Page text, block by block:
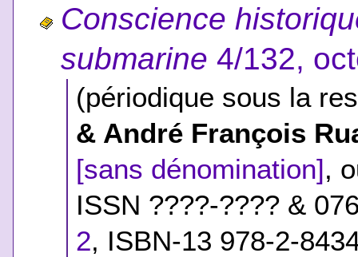
Conscience
submarine 4/132,
(périodique sous la
& André François
[sans dénomination],
ISSN ????-???? &
2, ISBN-13 978-2-